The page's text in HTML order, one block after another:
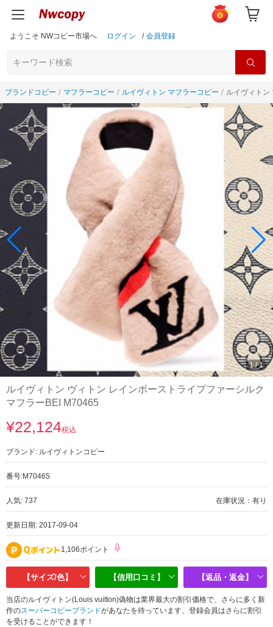
ようこそ NWコピー市場へ ログイン / 会員登録
ブランドコピー マフラーコピー ルイヴィトン マフラーコピー ルイヴィトン
1/1
ルイヴィトン ヴィトン レインボーストライプファーシルク
マフラーBEI M70465
¥22,124税込
ブランド: ルイヴィトンコピー
番号:M70465
人気: 737 在庫状況：有り
更新日期: 2017-09-04
1,106ポイント
【サイズ/色】 【信用口コミ】 【返品・返金】
当店のルイヴィトン(Louis vuitton)偽物は業界最大の割引価格で、さらに多く新
作のスーパーコピーブランドがあなたを待っています、登録会員はさらに割引
を受けることができます！